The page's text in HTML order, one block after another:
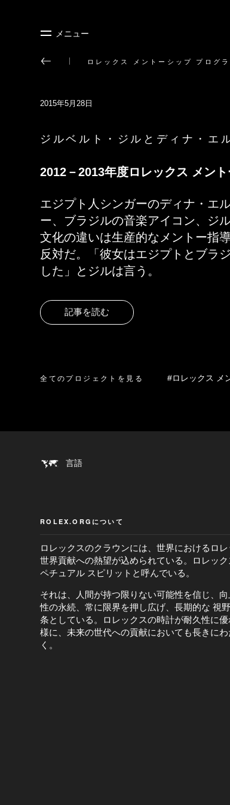
メニュー
ロレックス メントーシップ プログラ
2015年5月28日
ジルベルト・ジルとディナ・エ
2012－2013年度ロレックス メント
エジプト人シンガーのディナ・エ
ー、ブラジルの音楽アイコン、ジ
文化の違いは生産的なメントー指
反対だ。「彼女はエジプトとブラ
した」とジルは言う。
記事を読む
全てのプロジェクトを見る #ロレックス メ
言語
ROLEX.ORGについて
ロレックスのクラウンには、世界におけるロレ
世界貢献への熱望が込められている。ロレッ
ペチュアル スピリットと呼んでいる。
それは、人間が持つ限りない可能性を信じ、
性の永続、常に限界を押し広げ、長期的な 視
条としている。ロレックスの時計が耐久性に
様に、未来の世代への貢献においても長きに
く。